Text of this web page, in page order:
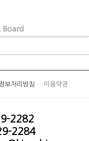
Board
보처리방침 이용약관
2282
2284